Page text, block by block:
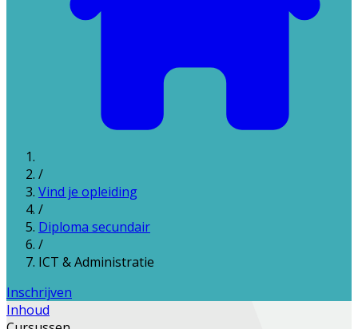
/
Vind je opleiding
/
Diploma secundair
/
ICT & Administratie
Inschrijven
Inhoud